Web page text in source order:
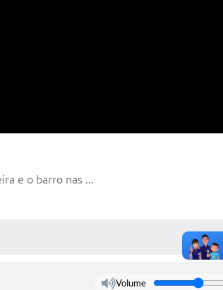
e o barro nas ...
Volume